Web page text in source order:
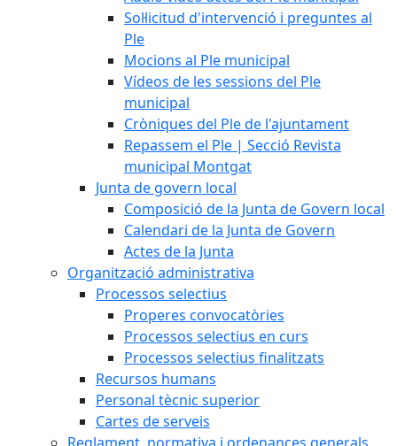
Sol·licitud d'intervenció i preguntes al
Ple
Mocions al Ple municipal
Vídeos de les sessions del Ple
municipal
Cròniques del Ple de l'ajuntament
Repassem el Ple | Secció Revista
municipal Montgat
Junta de govern local
Composició de la Junta de Govern local
Calendari de la Junta de Govern
Actes de la Junta
Organització administrativa
Processos selectius
Properes convocatòries
Processos selectius en curs
Processos selectius finalitzats
Recursos humans
Personal tècnic superior
Cartes de serveis